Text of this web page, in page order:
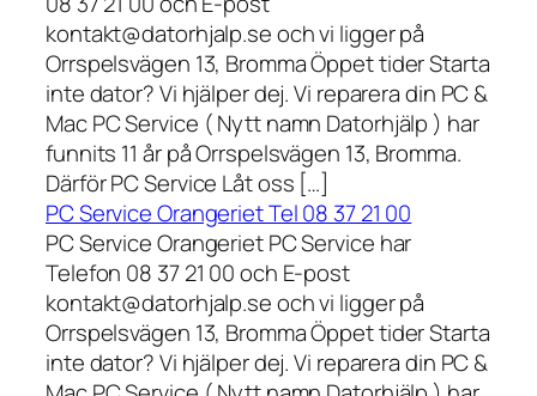
kontakt@datorhjalp.se och vi ligger på
Orrspelsvägen 13, Bromma Öppet tider Starta
inte dator? Vi hjälper dej. Vi reparera din PC &
Mac PC Service ( Nytt namn Datorhjälp ) har
funnits 11 år på Orrspelsvägen 13, Bromma.
Därför PC Service Låt oss […]
PC Service Orangeriet Tel 08 37 21 00
PC Service Orangeriet PC Service har
Telefon 08 37 21 00 och E-post
kontakt@datorhjalp.se och vi ligger på
Orrspelsvägen 13, Bromma Öppet tider Starta
inte dator? Vi hjälper dej. Vi reparera din PC &